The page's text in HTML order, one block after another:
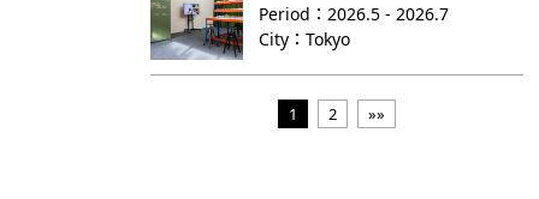
Period： 2026.5 - 2026.7
City：Tokyo
1 2 »»